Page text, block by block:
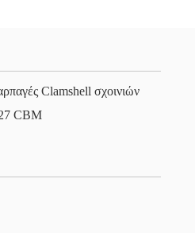
Clamshell σχοινιών
CBM